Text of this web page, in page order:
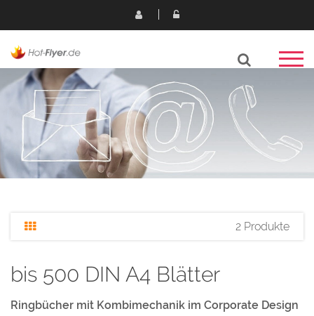
2 Produkte
bis 500 DIN A4 Blätter
Ringbücher mit Kombimechanik im Corporate Design